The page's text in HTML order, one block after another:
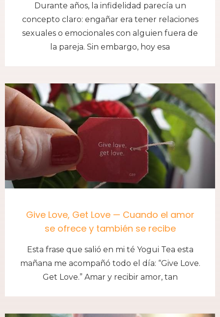
Durante años, la infidelidad parecía un
concepto claro: engañar era tener relaciones
sexuales o emocionales con alguien fuera de
la pareja. Sin embargo, hoy esa
Give Love, Get Love — Cuando el amor
se ofrece y también se recibe
Esta frase que salió en mi té Yogui Tea esta
mañana me acompañó todo el día: “Give Love.
Get Love.” Amar y recibir amor, tan